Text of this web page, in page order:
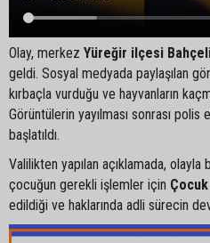
Olay, merkez Yüreğir ilçesi
geldi. Sosyal medyada paylaşılan
kırbaçla vurduğu ve hayvanların
Görüntülerin yayılması sonrası polis
başlatıldı.
Valilikten yapılan açıklamada,
çocuğun gerekli işlemler için
edildiği ve haklarında adli sürecin